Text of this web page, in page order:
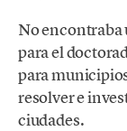
No encontraba
para el
para
resolver e
ciudades.